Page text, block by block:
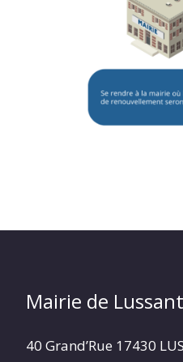
Mairie de Lussant
40 Grand’Rue 17430